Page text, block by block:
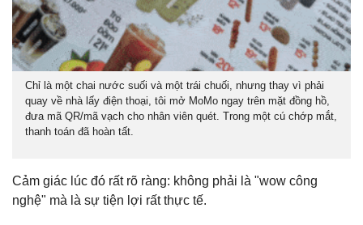
Chỉ là một chai nước suối và một trái chuối, nhưng thay vì phải
quay về nhà lấy điện thoại, tôi mở MoMo ngay trên mặt đồng hồ,
đưa mã QR/mã vạch cho nhân viên quét. Trong một cú chớp mắt,
thanh toán đã hoàn tất.
Cảm giác lúc đó rất rõ ràng: không phải là "wow công
nghệ" mà là sự tiện lợi rất thực tế.